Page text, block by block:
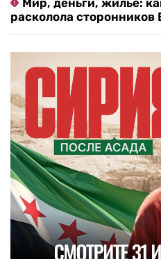
Мир, деньги, жилье:
расколола